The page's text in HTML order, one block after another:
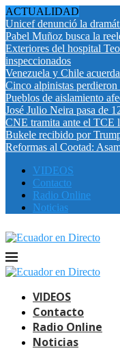
ACTUALIDAD
Unicef denunció la
Pabel Muñoz busca la
Exteriores del hospital
inspeccionados
Venezuela y Chile
Cinco alpinistas
Pueblos de aislamiento
José Julio Neira pasa de
CNE tramita ante el TCE
Bukele recibido por
Reformas al Cootad:
VIDEOS
Contacto
Radio Online
Noticias
VIDEOS
Contacto
Radio Online
Noticias